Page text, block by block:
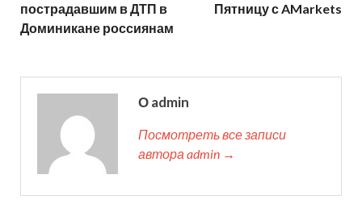
пострадавшим в ДТП в
Доминикане россиянам
Пятницу с AMarkets
О admin
Посмотреть все записи
автора admin →